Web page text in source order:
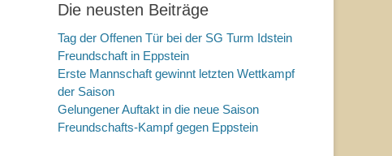
Die neusten Beiträge
Tag der Offenen Tür bei der SG Turm Idstein
Freundschaft in Eppstein
Erste Mannschaft gewinnt letzten Wettkampf
der Saison
Gelungener Auftakt in die neue Saison
Freundschafts-Kampf gegen Eppstein